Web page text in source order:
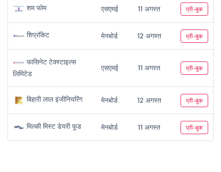
शम फोम एसएमई 11 अगस्त प्री-बुक
शिप्रॉकेट मेनबोर्ड 12 अगस्त प्री-बुक
फासिनेट टेक्स्टाइल्स
लिमिटेड
एसएमई 11 अगस्त प्री-बुक
बिहारी लाल इंजीनियरिंग मेनबोर्ड 12 अगस्त प्री-बुक
मिल्की मिस्ट डेयरी फूड मेनबोर्ड 11 अगस्त प्री-बुक